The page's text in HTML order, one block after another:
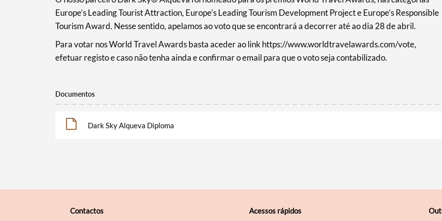
Filtros
Europe’s Leading Tourist Attraction, Europe’s Leading Tourism Development Project e Europe’s Responsible
Tourism Award. Nesse sentido, apelamos ao voto que se encontrará a decorrer até ao dia 28 de abril.
Para votar nos World Travel Awards basta aceder ao link https://www.worldtravelawards.com/vote,
efetuar registo e caso não tenha ainda e confirmar o email para que o voto seja contabilizado.
Documentos
Dark Sky Alqueva Diploma
Contactos Acessos rápidos